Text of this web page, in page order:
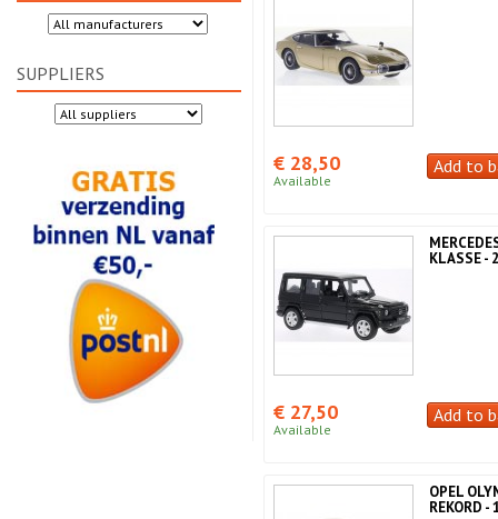
SUPPLIERS
€ 28,50
Available
Add to
KLASSE -
€ 27,50
Available
Add to
OPEL
REKORD -